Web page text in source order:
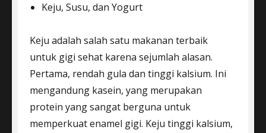
Keju, Susu, dan Yogurt
Keju adalah salah satu makanan terbaik
untuk gigi sehat karena sejumlah alasan.
Pertama, rendah gula dan tinggi kalsium. Ini
mengandung kasein, yang merupakan
protein yang sangat berguna untuk
memperkuat enamel gigi. Keju tinggi kalsium,